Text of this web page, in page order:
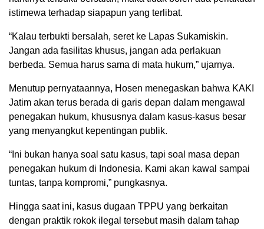
istimewa terhadap siapapun yang terlibat.
“Kalau terbukti bersalah, seret ke Lapas Sukamiskin.
Jangan ada fasilitas khusus, jangan ada perlakuan
berbeda. Semua harus sama di mata hukum,” ujarnya.
Menutup pernyataannya, Hosen menegaskan bahwa KAKI
Jatim akan terus berada di garis depan dalam mengawal
penegakan hukum, khususnya dalam kasus-kasus besar
yang menyangkut kepentingan publik.
“Ini bukan hanya soal satu kasus, tapi soal masa depan
penegakan hukum di Indonesia. Kami akan kawal sampai
tuntas, tanpa kompromi,” pungkasnya.
Hingga saat ini, kasus dugaan TPPU yang berkaitan
dengan praktik rokok ilegal tersebut masih dalam tahap